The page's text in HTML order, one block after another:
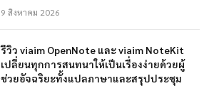
9 สิงหาคม 2026
รีวิว viaim OpenNote และ viaim NoteKit
เปลี่ยนทุกการสนทนาให้เป็นเรื่องง่ายด้วยผู้
ช่วยอัจฉริยะทั้งแปลภาษาและสรุปประชุม